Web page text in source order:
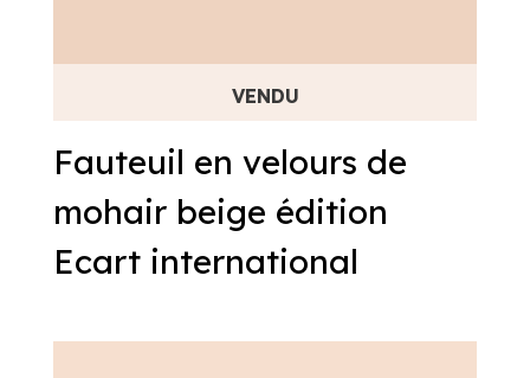
Fauteuil en velours de
mohair beige édition
Ecart international